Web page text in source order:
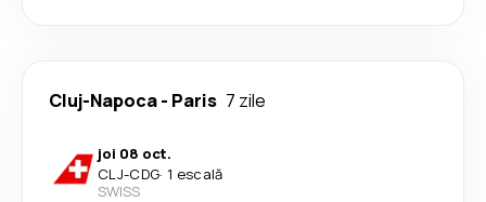
Cluj-Napoca- Paris 7 zile
joi 08 oct.
CLJ-CDG· 1 escală
SWISS